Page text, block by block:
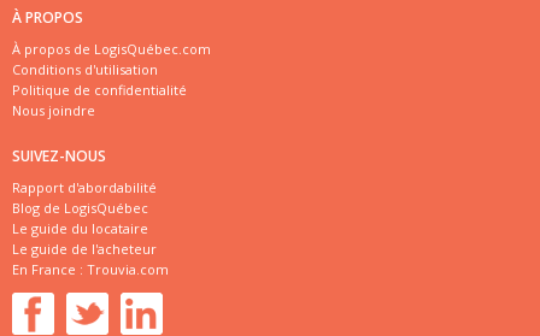
À PROPOS
À propos de LogisQuébec.com
Conditions d'utilisation
Politique de confidentialité
Nous joindre
SUIVEZ-NOUS
Rapport d'abordabilité
Blog de LogisQuébec
Le guide du locataire
Le guide de l'acheteur
En France : Trouvia.com